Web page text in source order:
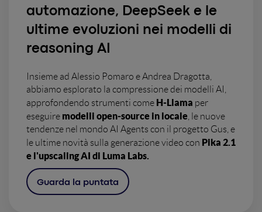
automazione, DeepSeek e le
ultime evoluzioni nei modelli di
reasoning AI
Insieme ad Alessio Pomaro e Andrea Dragotta,
abbiamo esplorato la compressione dei modelli AI,
approfondendo strumenti come H-Llama per
eseguire modelli open-source in locale, le nuove
tendenze nel mondo AI Agents con il progetto Gus, e
le ultime novità sulla generazione video con Pika 2.1
e l'upscaling AI di Luma Labs.
Guarda la puntata